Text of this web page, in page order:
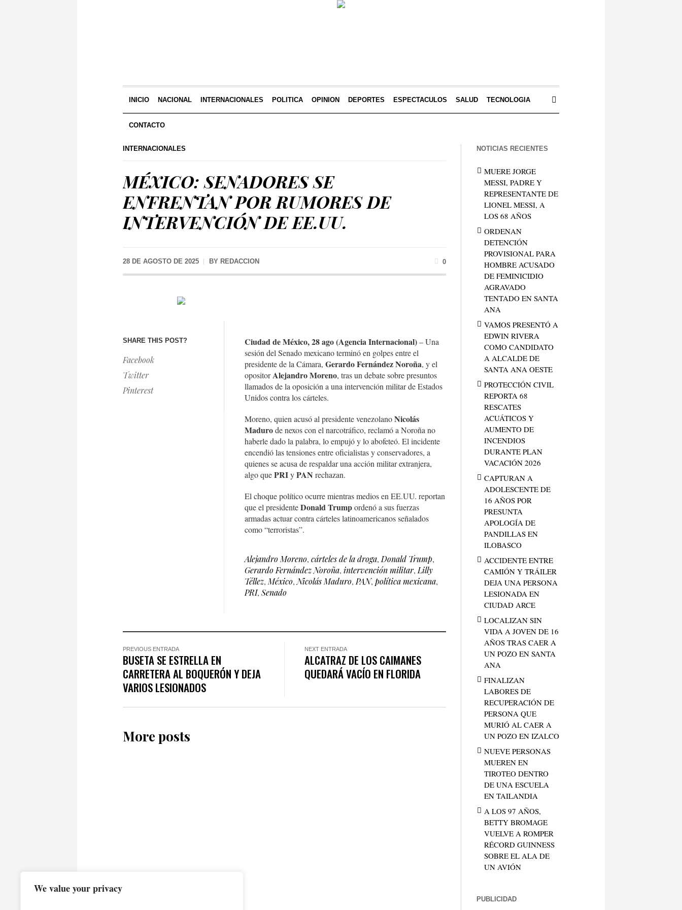
We value your privacy
INICIO NACIONAL INTERNACIONALES POLITICA OPINION DEPORTES ESPECTACULOS SALUD TECNOLOGIA
CONTACTO
INTERNACIONALES
MÉXICO: SENADORES SE
ENFRENTAN POR RUMORES DE
INTERVENCIÓN DE EE.UU.
28 DE AGOSTO DE 2025 BY REDACCION 0
SHARE THIS POST?
Facebook
Twitter
Pinterest
Ciudad de México, 28 ago (Agencia Internacional)– Una
sesión del Senado mexicano terminó en golpes entre el
presidente de la Cámara, Gerardo Fernández Noroña, y el
opositorAlejandro Moreno, tras un debate sobre presuntos
llamados de la oposición a una intervención militar de Estados
Unidos contra los cárteles.
Moreno, quien acusó al presidente venezolanoNicolás
Madurode nexos con el narcotráfico, reclamó a Noroña no
haberle dado la palabra, lo empujó y lo abofeteó. El incidente
encendió las tensiones entre oficialistas y conservadores, a
quienes se acusa de respaldar una acción militar extranjera,
algo quePRIyPAN rechazan.
El choque político ocurre mientras medios en EE.UU. reportan
que el presidenteDonald Trumpordenó a sus fuerzas
armadas actuar contra cárteles latinoamericanos señalados
como “terroristas”.
Alejandro Moreno, cárteles de la droga,Donald Trump,
Gerardo Fernández Noroña, intervención militar,Lilly
Téllez,México,Nicolás Maduro,PAN, política mexicana,
PRI,Senado
PREVIOUS ENTRADA
BUSETA SE ESTRELLA EN
CARRETERA AL BOQUERÓN Y DEJA
VARIOS LESIONADOS
NEXT ENTRADA
ALCATRAZ DE LOS CAIMANES
QUEDARÁ VACÍO EN FLORIDA
More posts
NOTICIAS RECIENTES
MUERE JORGE
MESSI, PADRE Y
REPRESENTANTE DE
LIONEL MESSI, A
LOS 68 AÑOS
ORDENAN
DETENCIÓN
PROVISIONAL PARA
HOMBRE ACUSADO
DE FEMINICIDIO
AGRAVADO
TENTADO EN SANTA
ANA
VAMOS PRESENTÓ A
EDWIN RIVERA
COMO CANDIDATO
A ALCALDE DE
SANTA ANA OESTE
PROTECCIÓN CIVIL
REPORTA 68
RESCATES
ACUÁTICOS Y
AUMENTO DE
INCENDIOS
DURANTE PLAN
VACACIÓN 2026
CAPTURAN A
ADOLESCENTE DE
16 AÑOS POR
PRESUNTA
APOLOGÍA DE
PANDILLAS EN
ILOBASCO
ACCIDENTE ENTRE
CAMIÓN Y TRÁILER
DEJA UNA PERSONA
LESIONADA EN
CIUDAD ARCE
LOCALIZAN SIN
VIDA A JOVEN DE 16
AÑOS TRAS CAER A
UN POZO EN SANTA
ANA
FINALIZAN
LABORES DE
RECUPERACIÓN DE
PERSONA QUE
MURIÓ AL CAER A
UN POZO EN IZALCO
NUEVE PERSONAS
MUEREN EN
TIROTEO DENTRO
DE UNA ESCUELA
EN TAILANDIA
A LOS 97 AÑOS,
BETTY BROMAGE
VUELVE A ROMPER
RÉCORD GUINNESS
SOBRE EL ALA DE
UN AVIÓN
PUBLICIDAD